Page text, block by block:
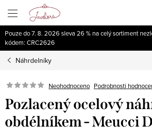
obsah
Pouze do 7. 8. 2026 sleva 26 % na celý sortiment
kódem: CRC2626
Náhrdelníky
Neohodnoceno Podrobnosti
Pozlacený ocelový
obdélníkem - Meucci